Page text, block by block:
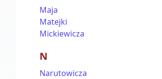
Maja
Matejki
Mickiewicza
N
Narutowicza